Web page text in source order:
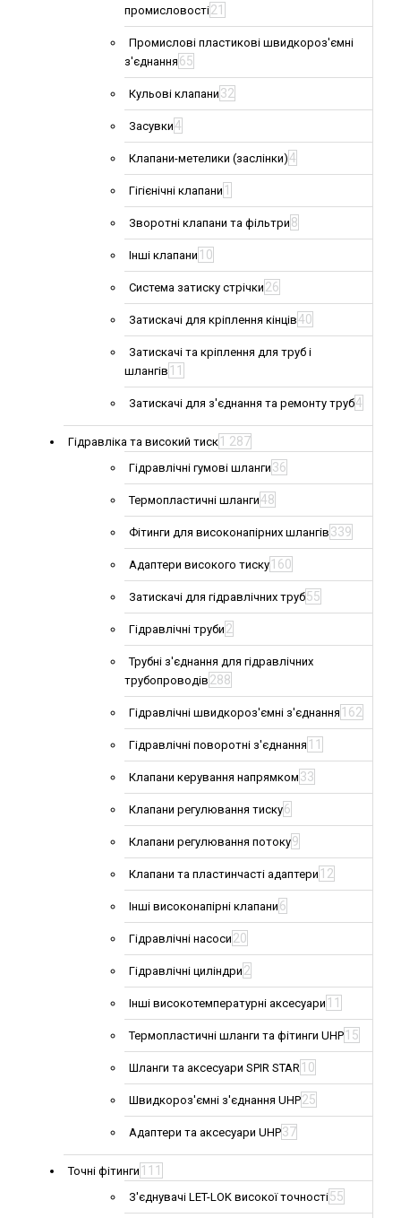
промисловості21
Промислові пластикові швидкороз'ємні
з'єднання 65
Кульові клапани 32
Засувки4
Клапани-метелики (заслінки)4
Гігієнічні клапани 1
Зворотні клапани та фільтри 8
Інші клапани 10
Система затиску стрічки 26
Затискачі для кріплення кінців40
Затискачі та кріплення для труб і
шлангів 11
Затискачі для з'єднання та ремонту труб4
Гідравліка та високий тиск 1 287
Гідравлічні гумові шланги 36
Термопластичні шланги48
Фітинги для високонапірних шлангів 339
Адаптери високого тиску 160
Затискачі для гідравлічних труб55
Гідравлічні труби 2
Трубні з'єднання для гідравлічних
трубопроводів 288
Гідравлічні швидкороз'ємні з'єднання 162
Гідравлічні поворотні з'єднання 11
Клапани керування напрямком 33
Клапани регулювання тиску6
Клапани регулювання потоку9
Клапани та пластинчасті адаптери 12
Інші високонапірні клапани 6
Гідравлічні насоси 20
Гідравлічні циліндри 2
Інші високотемпературні аксесуари 11
Термопластичні шланги та фітинги UHP 15
Шланги та аксесуари SPIR STAR 10
Швидкороз'ємні з'єднання UHP25
Адаптери та аксесуари UHP37
Точні фітинги 111
З'єднувачі LET-LOK високої точності55